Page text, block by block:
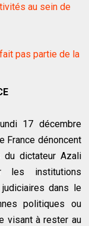
au sein de
pas partie de la
17 décembre
France dénoncent
dictateur Azali
les institutions
dans le
politiques ou
visant à rester au